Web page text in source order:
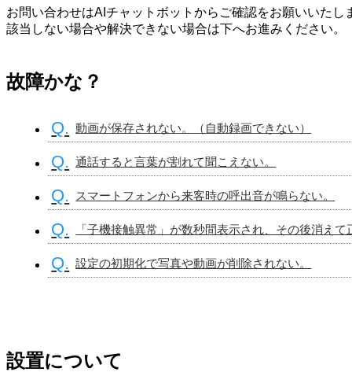
お問い合わせはAIチャットボットからご確認をお願いいたし
該当しない場合や解決できない場合は下へお進みください。
故障かな？
Q. 動画が保存されない。（自動録画できない）
Q. 通話すると言葉が割れて聞こえない。
Q. スマートフォンから来客時の呼出音が鳴らない。
Q. 「子機接触異常」が数秒間表示され、その後消えて
Q. 設定の初期化で写真や動画が削除されない。
設置について